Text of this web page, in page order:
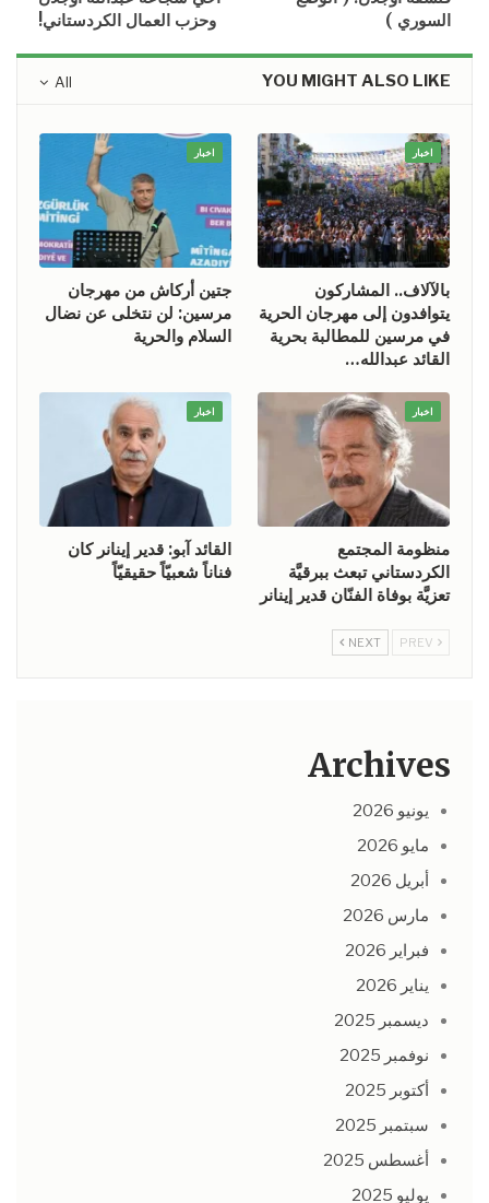
السوري )
وحزب العمال الكردستاني!
All YOU MIGHT ALSO LIKE
اخبار
بالآلاف.. المشاركون
يتوافدون إلى مهرجان الحرية
في مرسين للمطالبة بحرية
القائد عبدالله…
اخبار
جتين أركاش من مهرجان
مرسين: لن نتخلى عن نضال
السلام والحرية
اخبار
منظومة المجتمع
الكردستاني تبعث ببرقيَّة
تعزيَّة بوفاة الفنّان قدير إينانر
اخبار
القائد آبو: قدير إينانر كان
فناناً شعبيّاً حقيقيّاً
NEXT
Archives
يونيو 2026
مايو 2026
أبريل 2026
مارس 2026
فبراير 2026
يناير 2026
ديسمبر 2025
نوفمبر 2025
أكتوبر 2025
سبتمبر 2025
أغسطس 2025
يوليو 2025